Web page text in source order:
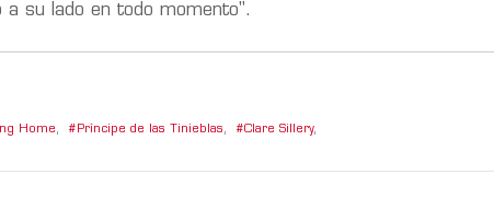
su lado en todo momento".
Home, Príncipe de las Tinieblas, Clare Sillery,